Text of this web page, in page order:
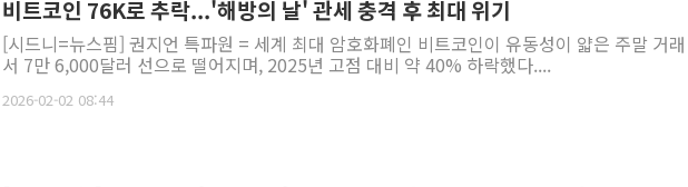
비트코인 76K로 추락...'해방의 날' 관세 충격 후 최대 위기
[시드니=뉴스핌] 권지언 특파원 = 세계 최대 암호화폐인 비트코인이 유동성이 얇은 주말 거
서 7만 6,000달러 선으로 떨어지며, 2025년 고점 대비 약 40% 하락했다....
2026-02-02 08:44